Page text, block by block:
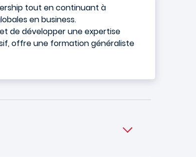
tout en continuant à
en business.
de développer une expertise
offre une formation généraliste